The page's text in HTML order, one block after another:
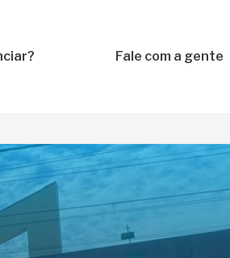
Fale com a gente